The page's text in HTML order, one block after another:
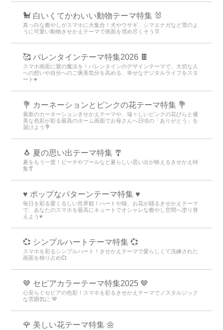
🐩 白いくてかわいい動物テーマ特集 🐰
真っ白な癒やしがスマホに大集合！犬やウサギ、シマエナガなど雪のよ
うに可愛い動物きせかえテーマで画面を埋め尽くそう🐰
🥰 バレンタインテーマ特集2026 🍫
スマホ画面に愛の魔法を！バレンタインのデザインテーマで、大切な人
への想いや自分へのご褒美気分を高める、幸せなデジタルライフをスタ
ート♥️
💐 カーネーションとピンクの花テーマ特集 💐
最新のカーネーションきせかえテーマや、瑞々しいピンクの花びらと優
美な色彩が彩る最高のホーム画面でお母さんへ日頃の「ありがとう」を
届けよう💐
🐧 夏の思い出テーマ特集 🎐
夏をもう一度！ビーチやプールなど夏らしい思い出が映えるきせかえ特
集🎐
♥️ ポップなパターンテーマ特集 ♥️
毎日を彩る愛くるしい世界観！ハートや猫、お花が踊るきせかえテーマ
で、あなたのスマホを最高にキュートでオシャレな癒やし空間へ塗り替
えよう♥️
💞 シンプルハートテーマ特集 💞
スマホを彩るシンプルハート！きせかえテーマで愛らしくて洗練された
画面を独り占め💞
🤎 セピアカラーテーマ特集2025 🤎
心安らぐセピアの色彩！スマホを彩るきせかえテーマでノスタルジック
な雰囲気に 🤎
🌹 美しい花テーマ特集 🌼